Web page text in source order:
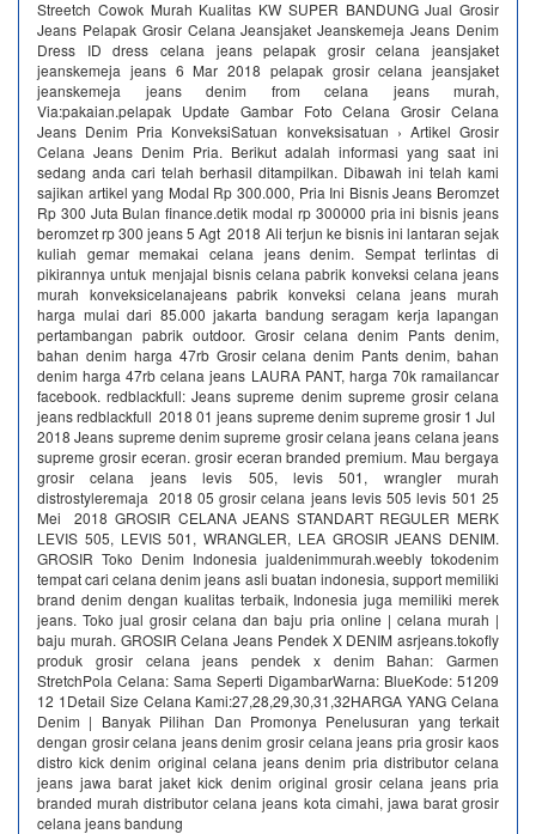
Streetch Cowok Murah Kualitas KW SUPER BANDUNG Jual Grosir
Jeans Pelapak Grosir Celana Jeansjaket Jeanskemeja Jeans Denim
Dress ID dress celana jeans pelapak grosir celana jeansjaket
jeanskemeja jeans 6 Mar 2018 pelapak grosir celana jeansjaket
jeanskemeja jeans denim from celana jeans murah,
Via:pakaian.pelapak Update Gambar Foto Celana Grosir Celana
Jeans Denim Pria KonveksiSatuan konveksisatuan › Artikel Grosir
Celana Jeans Denim Pria. Berikut adalah informasi yang saat ini
sedang anda cari telah berhasil ditampilkan. Dibawah ini telah kami
sajikan artikel yang Modal Rp 300.000, Pria Ini Bisnis Jeans Beromzet
Rp 300 Juta Bulan finance.detik modal rp 300000 pria ini bisnis jeans
beromzet rp 300 jeans 5 Agt 2018 Ali terjun ke bisnis ini lantaran sejak
kuliah gemar memakai celana jeans denim. Sempat terlintas di
pikirannya untuk menjajal bisnis celana pabrik konveksi celana jeans
murah konveksicelanajeans pabrik konveksi celana jeans murah
harga mulai dari 85.000 jakarta bandung seragam kerja lapangan
pertambangan pabrik outdoor. Grosir celana denim Pants denim,
bahan denim harga 47rb Grosir celana denim Pants denim, bahan
denim harga 47rb celana jeans LAURA PANT, harga 70k ramailancar
facebook. redblackfull: Jeans supreme denim supreme grosir celana
jeans redblackfull 2018 01 jeans supreme denim supreme grosir 1 Jul
2018 Jeans supreme denim supreme grosir celana jeans celana jeans
supreme grosir eceran. grosir eceran branded premium. Mau bergaya
grosir celana jeans levis 505, levis 501, wrangler murah
distrostyleremaja 2018 05 grosir celana jeans levis 505 levis 501 25
Mei 2018 GROSIR CELANA JEANS STANDART REGULER MERK
LEVIS 505, LEVIS 501, WRANGLER, LEA GROSIR JEANS DENIM.
GROSIR Toko Denim Indonesia jualdenimmurah.weebly tokodenim
tempat cari celana denim jeans asli buatan indonesia, support memiliki
brand denim dengan kualitas terbaik, Indonesia juga memiliki merek
jeans. Toko jual grosir celana dan baju pria online | celana murah |
baju murah. GROSIR Celana Jeans Pendek X DENIM asrjeans.tokofly
produk grosir celana jeans pendek x denim Bahan: Garmen
StretchPola Celana: Sama Seperti DigambarWarna: BlueKode: 51209
12 1Detail Size Celana Kami:27,28,29,30,31,32HARGA YANG Celana
Denim | Banyak Pilihan Dan Promonya‎ Penelusuran yang terkait
dengan grosir celana jeans denim grosir celana jeans pria grosir kaos
distro kick denim original celana jeans denim pria distributor celana
jeans jawa barat jaket kick denim original grosir celana jeans pria
branded murah distributor celana jeans kota cimahi, jawa barat grosir
celana jeans bandung